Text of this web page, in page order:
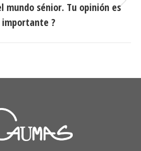
Publicación
siguiente:
mundo sénior. Tu opinión es
importante ?